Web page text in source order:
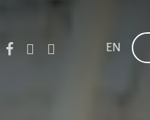
EN
facebookyoutubeinstagram